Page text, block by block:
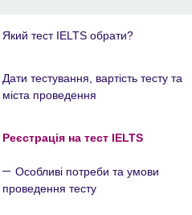
Який тест IELTS обрати?
Дати тестування, вартість тесту та
міста проведення
Реєстрація на тест IELTS
Особливі потреби та умови
проведення тесту